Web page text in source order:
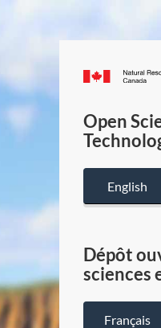
Open
English
Dépôt
sciences
Français